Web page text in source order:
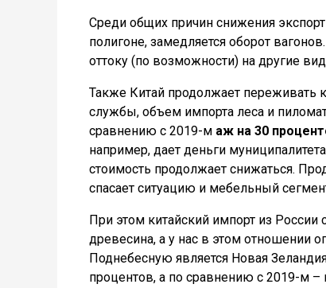
Среди общих причин снижения
полигоне, замедляется оборот
оттоку (по возможности) на другие
Также Китай продолжает
службы, объем импорта леса и
сравнению с 2019-м аж на 30
например, дает деньги
стоимость продолжает снижаться.
спасает ситуацию и мебельный
При этом китайский импорт из России
древесина, а у нас в этом отношении
Поднебесную является Новая
процентов, а по сравнению с 2019-м –